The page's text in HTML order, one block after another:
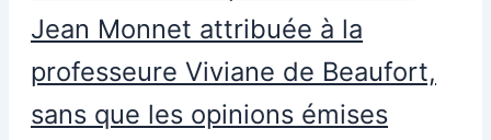
Jean Monnet attribuée à la
professeure Viviane de Beaufort,
sans que les opinions émises